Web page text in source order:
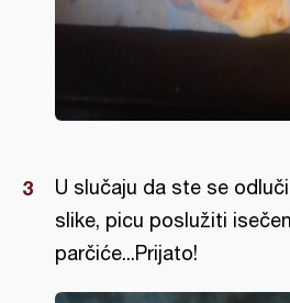
U slučaju da ste se
slike, picu poslužiti
parčiće...Prijato!